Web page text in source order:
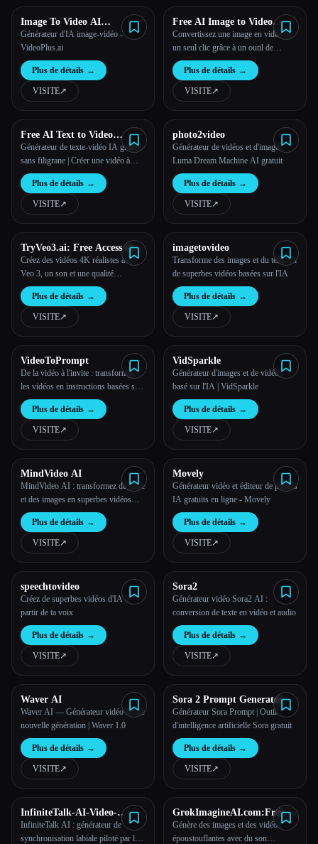
Image To Video AI
Generator
Générateur d'IA image-vidéo -
VideoPlus.ai
Plus de détails →
VISITE↗︎
Free AI Image to Video
Generator | Supawork AI
Convertissez une image en vidéo en
un seul clic grâce à un outil de
génération d'images IA en vidéo
gratuit en ligne.
Plus de détails →
VISITE↗︎
Free AI Text to Video
Generator | Supawork AI
Générateur de texte-vidéo IA gratuit
sans filigrane | Créer une vidéo à
partir de texte
Plus de détails →
VISITE↗︎
photo2video
Générateur de vidéos et d'images
Luma Dream Machine AI gratuit
Plus de détails →
VISITE↗︎
TryVeo3.ai: Free Access to
Google Veo 3 for AI Video
Generation
Créez des vidéos 4K réalistes avec
Veo 3, un son et une qualité
cinématographique pilotés par l'IA à
partir de texte ou d'images.
Plus de détails →
VISITE↗︎
imagetovideo
Transforme des images et du texte en
de superbes vidéos basées sur l'IA
Plus de détails →
VISITE↗︎
VideoToPrompt
De la vidéo à l'invite : transformez
les vidéos en instructions basées sur
l'IA en quelques secondes
Plus de détails →
VISITE↗︎
VidSparkle
Générateur d'images et de vidéos
basé sur l'IA | VidSparkle
Plus de détails →
VISITE↗︎
MindVideo AI
MindVideo AI : transformez du texte
et des images en superbes vidéos
4K, gratuitement !
Plus de détails →
VISITE↗︎
Movely
Générateur vidéo et éditeur de photos
IA gratuits en ligne - Movely
Plus de détails →
VISITE↗︎
speechtovideo
Créez de superbes vidéos d'IA à
partir de ta voix
Plus de détails →
VISITE↗︎
Sora2
Générateur vidéo Sora2 AI :
conversion de texte en vidéo et audio
Plus de détails →
VISITE↗︎
Waver AI
Waver AI — Générateur vidéo IA de
nouvelle génération | Waver 1.0
Plus de détails →
VISITE↗︎
Sora 2 Prompt Generator
Générateur Sora Prompt | Outil
d'intelligence artificielle Sora gratuit
Plus de détails →
VISITE↗︎
InfiniteTalk-AI-Video-
Generator
InfiniteTalk AI : générateur de
synchronisation labiale piloté par le
GrokImagineAI.com:Free AI
Image & Video Generator
With Grok Imagine
Génère des images et des vidéos
époustouflantes avec du son